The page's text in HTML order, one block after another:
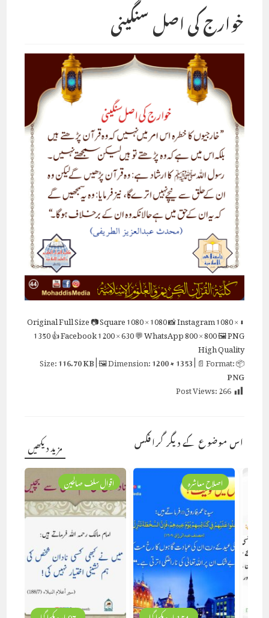
خوارج کی اصل سنگینی
⬇ Original
Full Size📷 Square1080 × 1080📸 Instagram1080 ×
1350👍 Facebook1200 × 630💬 WhatsApp800 × 800🖼 PNG
High Quality
📦 Size:
116.70 KB| 🖼 Dimension:1200 × 1353| 📄 Format:
PNG
Post Views:266
اس موضوع کے دیگر گرافکس مزید دیکھیں
اصلاح معاشرہ اقوال سلف صالحین